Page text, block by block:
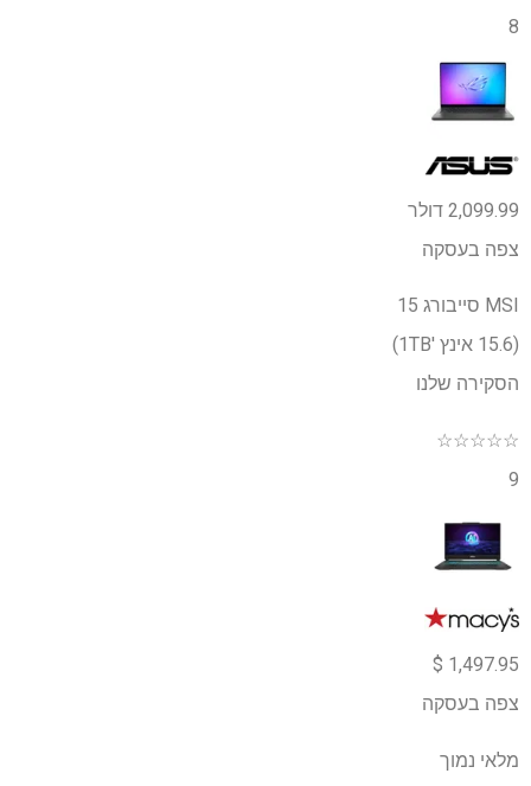
8
2,099.99 דולר
צפה בעסקה
MSI סייבורג 15
(15.6 אינץ '1TB)
הסקירה שלנו
☆
☆
☆
☆
☆
9
1,497.95 $
צפה בעסקה
מלאי נמוך